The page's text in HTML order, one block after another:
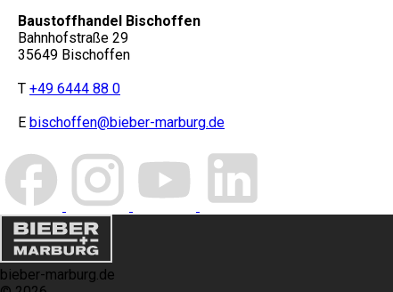
Baustoffhandel Bischoffen
Bahnhofstraße 29
35649 Bischoffen
T +49 6444 88 0
E bischoffen@bieber-marburg.de
bieber-marburg.de